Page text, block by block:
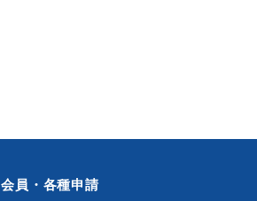
会員・各種申請